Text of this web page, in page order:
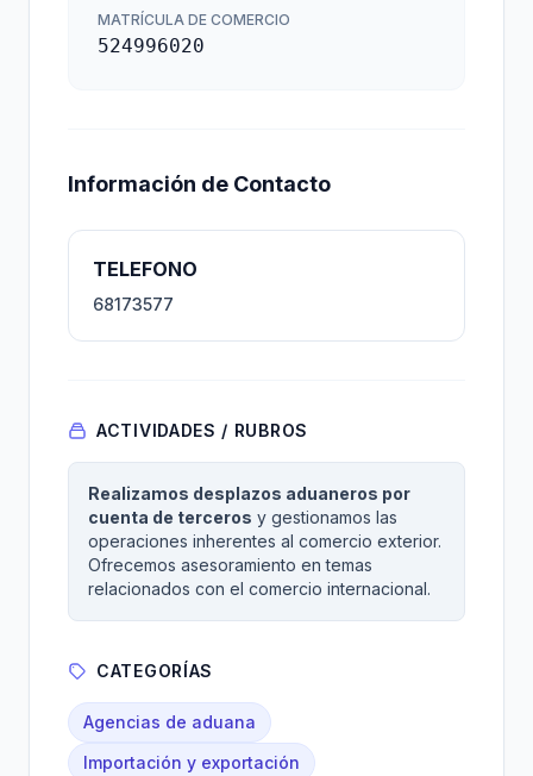
MATRÍCULA DE COMERCIO
524996020
Información de Contacto
TELEFONO
68173577
ACTIVIDADES / RUBROS
Realizamos desplazos aduaneros por
cuenta de terceros y gestionamos las
operaciones inherentes al comercio exterior.
Ofrecemos asesoramiento en temas
relacionados con el comercio internacional.
CATEGORÍAS
Agencias de aduana
Importación y exportación